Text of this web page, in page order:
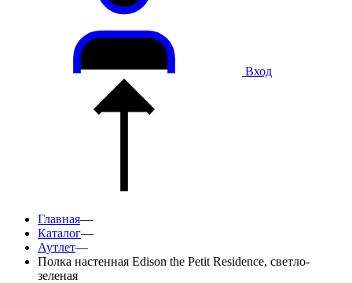
Вход
Главная—
Каталог—
Аутлет—
Полка настенная Edison the Petit Residence, светло-
зеленая